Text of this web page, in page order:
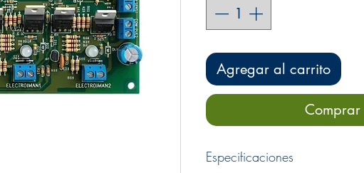
Agregar al carrito
Comprar
Especificaciones